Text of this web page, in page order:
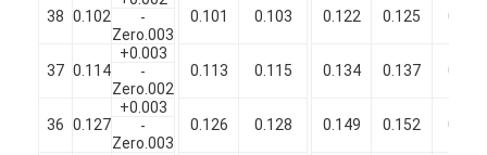
Filati di rame isolati con smalto
Cavi magnetici di smalto
Filtro di rame piatto smaltato
Filati ricoperti di seta
38 0.102
0.101
0.103 0.122 0.125 0.128
-
Zero.003
37 0.114
+0.003
0.113
0.115 0.134 0.137 0.140
-
Zero.002
36 0.127
+0.003
0.126
0.128 0.149 0.152 0.155
-
Zero.003